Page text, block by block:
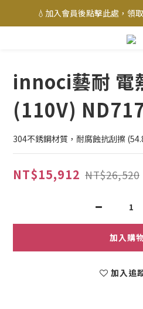
💧加入會員後點擊此處，領
innoci藝耐 電
(110V)
304不銹鋼材質，耐腐蝕抗刮擦
NT$15,912 NT$26,520
加入購
加入追